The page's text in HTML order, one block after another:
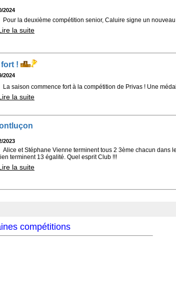
2024
Pour la deuxième compétition senior, Caluire signe un
la suite
!
2024
La saison commence fort à la compétition de Privas ! Une
la suite
2023
Alice et Stéphane Vienne terminent tous 2 3ème chacun dans
terminent 13 égalité. Quel esprit Club !!!
la suite
compétitions